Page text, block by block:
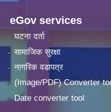
eGov services
घटना दर्ता
सामाजिक सुरक्षा
नागरिक वडापत्र
(Image/PDF) Converter
Date converter tool